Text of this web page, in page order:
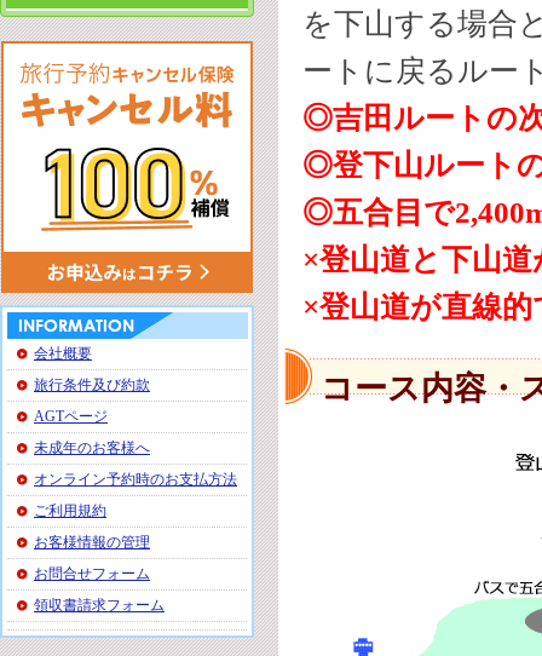
会社概要
旅行条件及び約款
AGTページ
未成年のお客様へ
オンライン予約時のお支払方法
ご利用規約
お客様情報の管理
お問合せフォーム
領収書請求フォーム
を下山する場合
ートに戻るルー
◎吉田ルートの
◎登下山ルート
◎五合目で
×登山道と下山
×登山道が直線
コース内容・